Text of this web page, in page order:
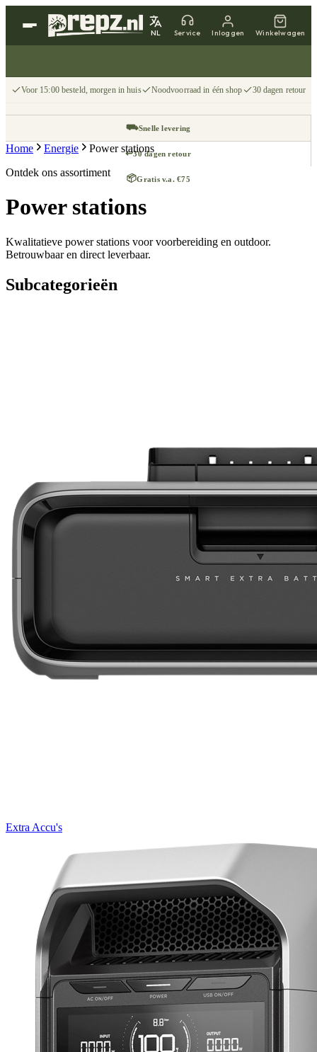
NL Service Inloggen Winkelwagen
Voor 15:00 besteld, morgen in huis Noodvoorraad in één shop 30 dagen retour
⛟Snelle levering
↩30 dagen retour
📦Gratis v.a. €75
Home Energie
Power stations
Ontdek ons assortiment
Power stations
Kwalitatieve power stations voor voorbereiding en outdoor.
Betrouwbaar en direct leverbaar.
Subcategorieën
Extra Accu's